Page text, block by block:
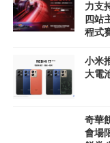
力支
四站
程式
小米
大電
奇華
會場